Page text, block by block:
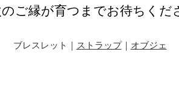
ご縁が育つまでお待ちくだ
ブレスレット｜ ストラップ｜ オブジェ